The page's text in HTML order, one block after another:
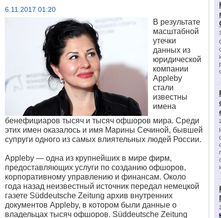
6.11.2017 01:20
В результате
масштабной
утечки
данных из
юридической
компании
Appleby
стали
известны
имена
бенефициаров тысяч и тысяч офшоров мира. Среди
этих имен оказалось и имя Марины Сечиной, бывшей
супруги одного из самых влиятельных людей России.
Appleby — одна из крупнейших в мире фирм,
предоставляющих услуги по созданию офшоров,
корпоративному управлению и финансам. Около
года назад неизвестный источник передал немецкой
газете Süddeutsche Zeitung архив внутренних
документов Appleby, в котором были данные о
владельцах тысяч офшоров. Süddeutsche Zeitung